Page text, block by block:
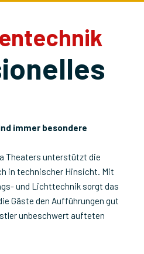
immer besondere
Theaters unterstützt die
in technischer Hinsicht. Mit
und Lichttechnik sorgt das
Gäste den Aufführungen gut
unbeschwert aufteten